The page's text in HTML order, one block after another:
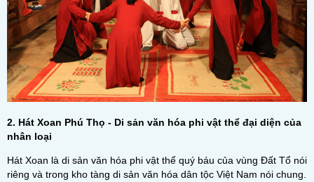
2. Hát Xoan Phú Thọ - Di sản văn hóa phi vật thể đại diện của
nhân loại
Hát Xoan là di sản văn hóa phi vật thể quý báu của vùng Đất Tổ nói
riêng và trong kho tàng di sản văn hóa dân tộc Việt Nam nói chung.